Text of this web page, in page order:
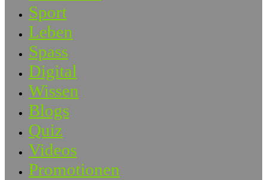
Sport
Leben
Spass
Digital
Wissen
Blogs
Quiz
Videos
Promotionen